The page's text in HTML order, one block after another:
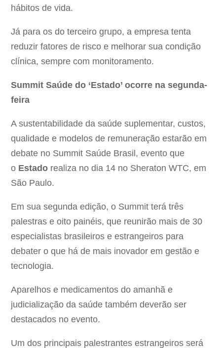
hábitos de vida.
Já para os do terceiro grupo, a empresa tenta
reduzir fatores de risco e melhorar sua condição
clínica, sempre com monitoramento.
Summit Saúde do ‘Estado’ ocorre na segunda-
feira
A sustentabilidade da saúde suplementar, custos,
qualidade e modelos de remuneração estarão em
debate no Summit Saúde Brasil, evento que
o Estado realiza no dia 14 no Sheraton WTC, em
São Paulo.
Em sua segunda edição, o Summit terá três
palestras e oito painéis, que reunirão mais de 30
especialistas brasileiros e estrangeiros para
debater o que há de mais inovador em gestão e
tecnologia.
Aparelhos e medicamentos do amanhã e
judicialização da saúde também deverão ser
destacados no evento.
Um dos principais palestrantes estrangeiros será